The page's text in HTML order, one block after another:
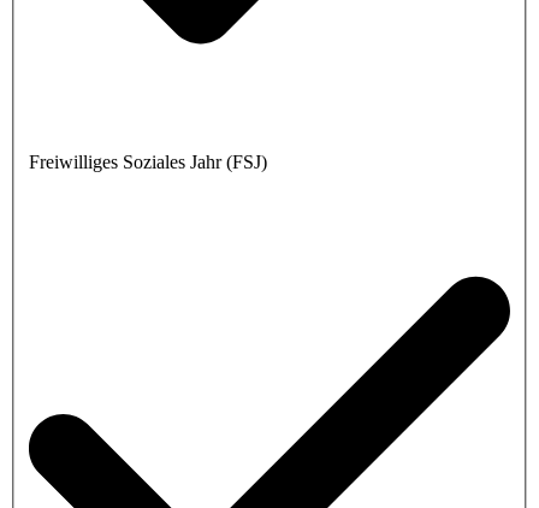
Freiwilliges Soziales Jahr (FSJ)